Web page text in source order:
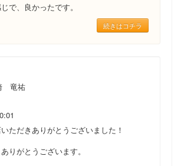
で、良かったです。
続きはコチラ
竜祐
ただきありがとうございました！
りがとうございます。